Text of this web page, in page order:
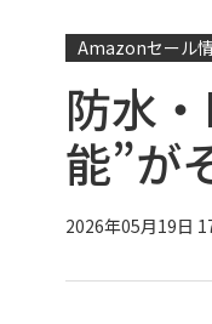
Amazonセール
防水
能”が
2026年05月19日